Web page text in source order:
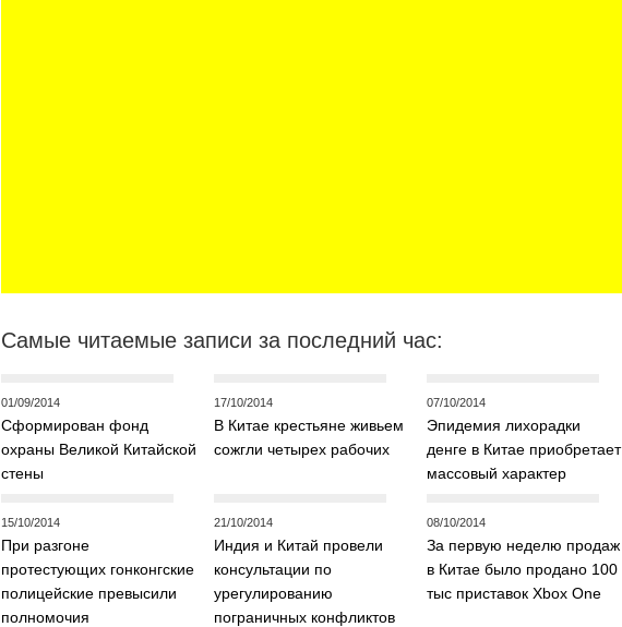
Самые читаемые записи за последний час:
01/09/2014
Сформирован фонд
охраны Великой Китайской
стены
17/10/2014
В Китае крестьяне живьем
сожгли четырех рабочих
07/10/2014
Эпидемия лихорадки
денге в Китае приобретает
массовый характер
15/10/2014
При разгоне
протестующих гонконгские
полицейские превысили
полномочия
21/10/2014
Индия и Китай провели
консультации по
урегулированию
пограничных конфликтов
08/10/2014
За первую неделю продаж
в Китае было продано 100
тыс приставок Xbox One